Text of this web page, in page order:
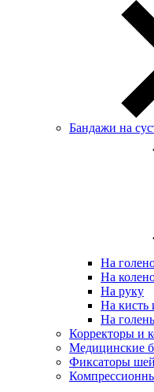
Бандажи на
На
На
На руку
На кисть
На
Корректоры и
Медицинские
Фиксаторы